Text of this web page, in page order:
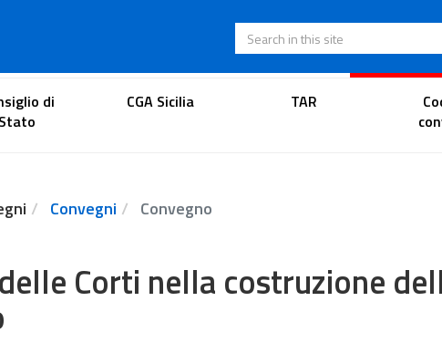
Search in this site
Lawyer's portal
di
Stato
CGA Sicilia TAR
Convegni Convegno
Corti nella costruzione